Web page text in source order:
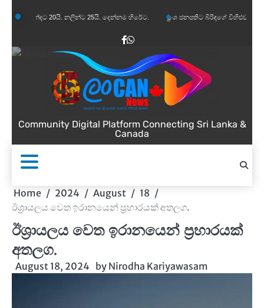
to
20යි. නලින්ට 25යි. දෙන්නම හිරේට. ප්‍රංශ ජනපතිට බිරිඳගේ විහිළුවක්. විහිළුවදුරදිග
Facebook
WhatsApp
Community Digital Platform Connecting Sri Lanka &
Canada
Home 2024 August
18
ඊශ්‍රායලය වෙත ඉරානයෙන් ප්‍රහාරයක් අතලග.
ඊශ්‍රායලය වෙත ඉරානයෙන් ප්‍රහාරයක්
අතලග.
August 18, 2024 by Nirodha Kariyawasam